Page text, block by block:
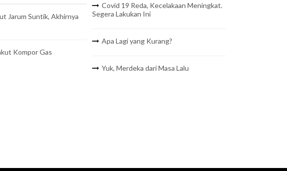
Jarum Suntik, Akhirnya
Kompor Gas
Covid 19 Reda, Kecelakaan Meningkat.
Segera Lakukan Ini
Apa Lagi yang Kurang?
Yuk, Merdeka dari Masa Lalu